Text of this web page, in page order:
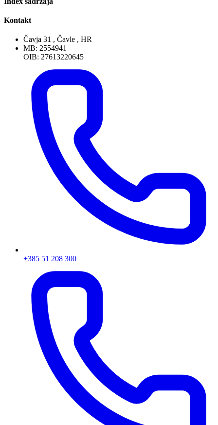
Kontakt
Čavja 31 , Čavle , HR
MB: 2554941
OIB: 27613220645
+385 51 208 300